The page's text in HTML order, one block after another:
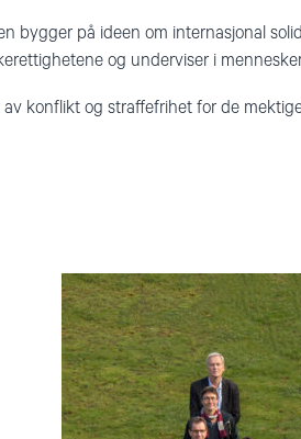
bygger på ideen om internasjonal
og underviser i
konflikt og straffefrihet for de